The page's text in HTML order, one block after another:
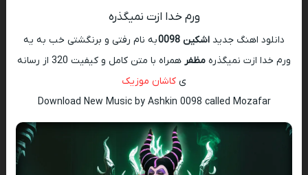
ورم خدا ازت نمیگذره
دانلود اهنگ جدید اشکین 0098
به نام رفتی و برنگشتی خب به یه
ورم خدا ازت نمیگذره مظفر
همراه با متن کامل و کیفیت 320 از رسانه
ی کاشان موزیک
Download New Music by Ashkin 0098 called Mozafar